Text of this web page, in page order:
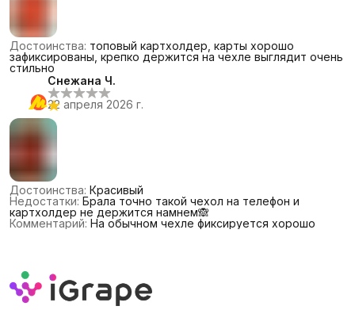
Достоинства: топовый картхолдер, карты хорошо
зафиксированы, крепко держится на чехле выглядит очень
стильно
Снежана Ч.
22 апреля 2026 г.
Достоинства: Красивый
Недостатки: Брала точно такой чехол на телефон и
картхолдер не держится намнем🙈
Комментарий: На обычном чехле фиксируется хорошо